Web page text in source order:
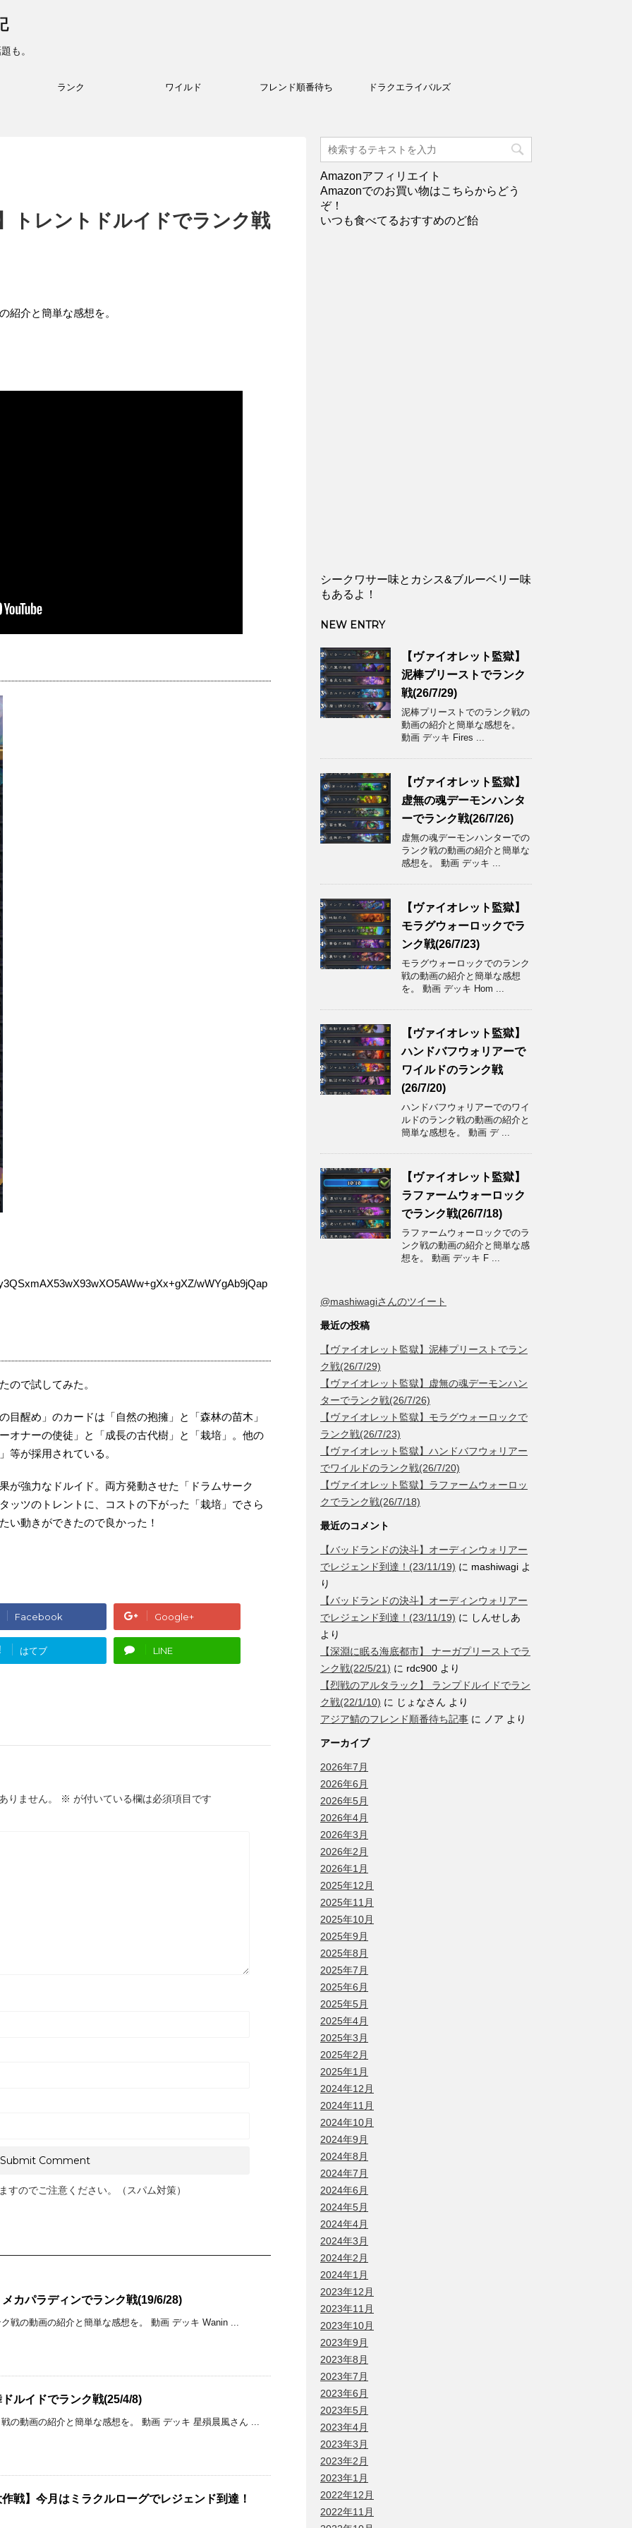
も。
ランク ワイルド フレンド順番待ち ドラクエライバルズ
トレントドルイドでランク戦
紹介と簡単な感想を。
wWYgAb9jQap
ので試してみた。
目醒め」のカードは「自然の抱擁」と「森林の苗木」
オナーの使徒」と「成長の古代樹」と「栽培」。他の
等が採用されている。
が強力なドルイド。両方発動させた「ドラムサーク
ッツのトレントに、コストの下がった「栽培」でさら
い動きができたので良かった！
Facebook Google+
はてブ LINE
りません。 ※ が付いている欄は必須項目です
すのでご注意ください。（スパム対策）
カパラディンでランク戦(19/6/28)
戦の動画の紹介と簡単な感想を。 動画 デッキ Wanin ...
ルイドでランク戦(25/4/8)
の動画の紹介と簡単な感想を。 動画 デッキ 星殞晨風さん ...
戦】今月はミラクルローグでレジェンド到達！
Amazonアフィリエイト
Amazonでのお買い物はこちらからどう
ぞ！
いつも食べてるおすすめのど飴
シークワサー味とカシス&ブルーベリー味
もあるよ！
NEW ENTRY
【ヴァイオレット監獄】
泥棒プリーストでランク
戦(26/7/29)
泥棒プリーストでのランク戦の
動画の紹介と簡単な感想を。
動画 デッキ Fires ...
【ヴァイオレット監獄】
虚無の魂デーモンハンタ
ーでランク戦(26/7/26)
虚無の魂デーモンハンターでの
ランク戦の動画の紹介と簡単な
感想を。 動画 デッキ ...
【ヴァイオレット監獄】
モラグウォーロックでラ
ンク戦(26/7/23)
モラグウォーロックでのランク
戦の動画の紹介と簡単な感想
を。 動画 デッキ Hom ...
【ヴァイオレット監獄】
ハンドバフウォリアーで
ワイルドのランク戦
(26/7/20)
ハンドバフウォリアーでのワイ
ルドのランク戦の動画の紹介と
簡単な感想を。 動画 デ ...
【ヴァイオレット監獄】
ラファームウォーロック
でランク戦(26/7/18)
ラファームウォーロックでのラ
ンク戦の動画の紹介と簡単な感
想を。 動画 デッキ F ...
@mashiwagiさんのツイート
最近の投稿
【ヴァイオレット監獄】泥棒プリーストでラン
ク戦(26/7/29)
【ヴァイオレット監獄】虚無の魂デーモンハン
ターでランク戦(26/7/26)
【ヴァイオレット監獄】モラグウォーロックで
ランク戦(26/7/23)
【ヴァイオレット監獄】ハンドバフウォリアー
でワイルドのランク戦(26/7/20)
【ヴァイオレット監獄】ラファームウォーロッ
クでランク戦(26/7/18)
最近のコメント
【バッドランドの決斗】オーディンウォリアー
でレジェンド到達！(23/11/19) に mashiwagi よ
り
【バッドランドの決斗】オーディンウォリアー
でレジェンド到達！(23/11/19) に しんせしあ
より
【深淵に眠る海底都市】 ナーガプリーストでラ
ンク戦(22/5/21) に rdc900 より
【烈戦のアルタラック】 ランプドルイドでラン
ク戦(22/1/10) に じょなさん より
アジア鯖のフレンド順番待ち記事 に ノア より
アーカイブ
2026年7月
2026年6月
2026年5月
2026年4月
2026年3月
2026年2月
2026年1月
2025年12月
2025年11月
2025年10月
2025年9月
2025年8月
2025年7月
2025年6月
2025年5月
2025年4月
2025年3月
2025年2月
2025年1月
2024年12月
2024年11月
2024年10月
2024年9月
2024年8月
2024年7月
2024年6月
2024年5月
2024年4月
2024年3月
2024年2月
2024年1月
2023年12月
2023年11月
2023年10月
2023年9月
2023年8月
2023年7月
2023年6月
2023年5月
2023年4月
2023年3月
2023年2月
2023年1月
2022年12月
2022年11月